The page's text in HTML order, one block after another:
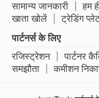
सामान्य जानकारी
हम
खाता खोलें
ट्रेडिंग
पार्टनर्स के लिए
रजिस्ट्रेशन
पार्टनर
समझौता
कमीशन